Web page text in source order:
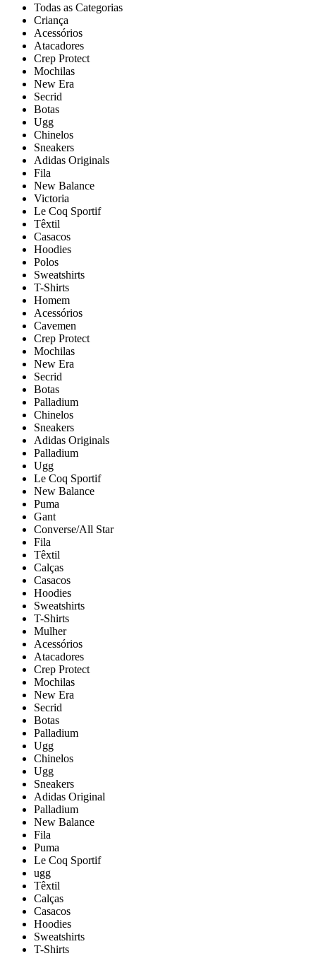
Todas as Categorias
Criança
Acessórios
Atacadores
Crep Protect
Mochilas
New Era
Secrid
Botas
Ugg
Chinelos
Sneakers
Adidas Originals
Fila
New Balance
Victoria
Le Coq Sportif
Têxtil
Casacos
Hoodies
Polos
Sweatshirts
T-Shirts
Homem
Acessórios
Cavemen
Crep Protect
Mochilas
New Era
Secrid
Botas
Palladium
Chinelos
Sneakers
Adidas Originals
Palladium
Ugg
Le Coq Sportif
New Balance
Puma
Gant
Converse/All Star
Fila
Têxtil
Calças
Casacos
Hoodies
Sweatshirts
T-Shirts
Mulher
Acessórios
Atacadores
Crep Protect
Mochilas
New Era
Secrid
Botas
Palladium
Ugg
Chinelos
Ugg
Sneakers
Adidas Original
Palladium
New Balance
Fila
Puma
Le Coq Sportif
ugg
Têxtil
Calças
Casacos
Hoodies
Sweatshirts
T-Shirts